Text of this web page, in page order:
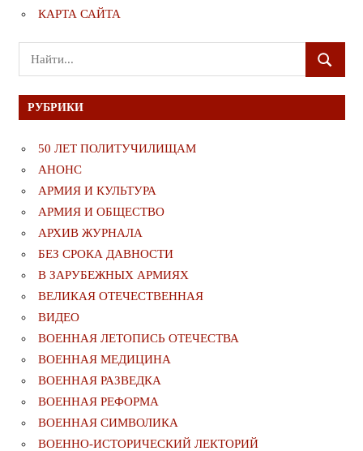
КАРТА САЙТА
Поиск
для:
ПОИСК
РУБРИКИ
50 ЛЕТ ПОЛИТУЧИЛИЩАМ
АНОНС
АРМИЯ И КУЛЬТУРА
АРМИЯ И ОБЩЕСТВО
АРХИВ ЖУРНАЛА
БЕЗ СРОКА ДАВНОСТИ
В ЗАРУБЕЖНЫХ АРМИЯХ
ВЕЛИКАЯ ОТЕЧЕСТВЕННАЯ
ВИДЕО
ВОЕННАЯ ЛЕТОПИСЬ ОТЕЧЕСТВА
ВОЕННАЯ МЕДИЦИНА
ВОЕННАЯ РАЗВЕДКА
ВОЕННАЯ РЕФОРМА
ВОЕННАЯ СИМВОЛИКА
ВОЕННО-ИСТОРИЧЕСКИЙ ЛЕКТОРИЙ